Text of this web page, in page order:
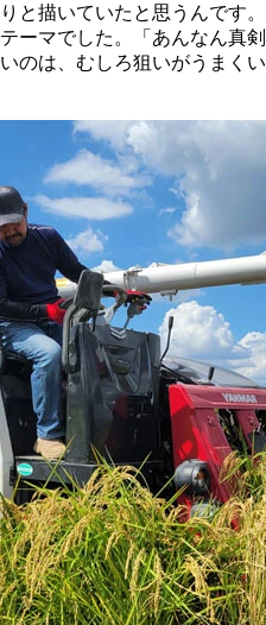
と描いていたと思うんです。
ーマでした。「あんなん真剣
のは、むしろ狙いがうまくい